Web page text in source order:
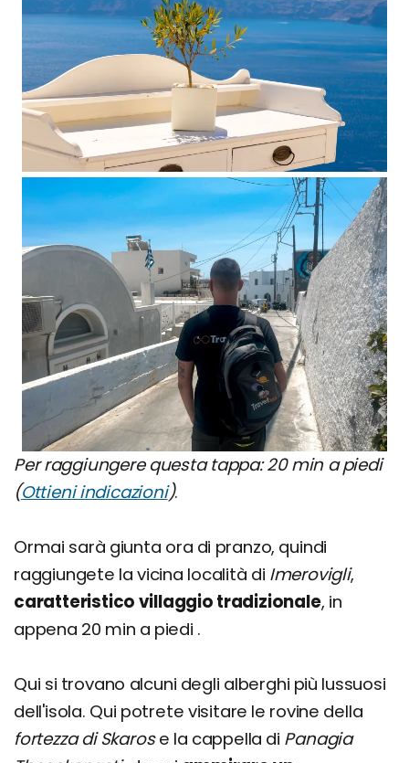
Per raggiungere questa tappa: 20 min a piedi
(Ottieni indicazioni).
Ormai sarà giunta ora di pranzo, quindi
raggiungete la vicina località di Imerovigli,
caratteristico villaggio tradizionale, in
appena 20 min a piedi .
Qui si trovano alcuni degli alberghi più lussuosi
dell'isola. Qui potrete visitare le rovine della
fortezza di Skarose la cappella di Panagia